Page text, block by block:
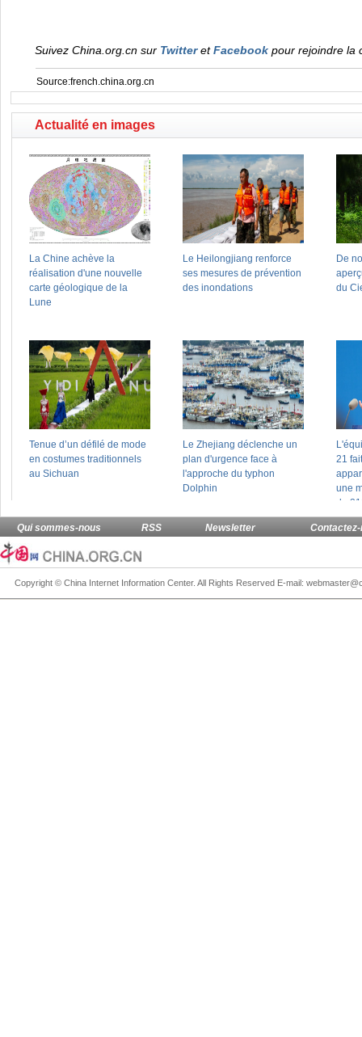
Suivez China.org.cn sur TwitteretFacebook pour rejoindre la
Source:french.china.org.cn